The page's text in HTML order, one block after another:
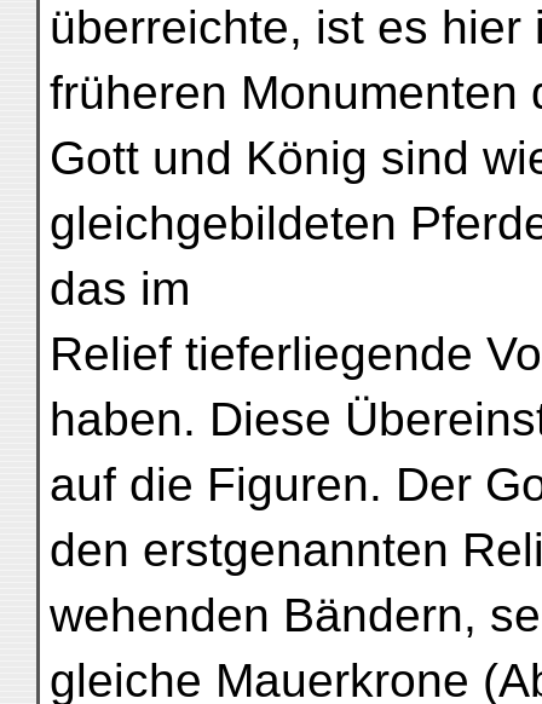
überreichte, ist es hier
früheren Monumenten
Gott und König sind
gleichgebildeten
das im
Relief tieferliegende
haben. Diese
auf die Figuren. Der
den erstgenannten
wehenden Bändern,
gleiche Mauerkrone